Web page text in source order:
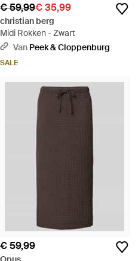
€ 59,99€ 35,99
christian berg
Midi Rokken - Zwart
Van Peek & Cloppenburg
SALE
€ 59,99